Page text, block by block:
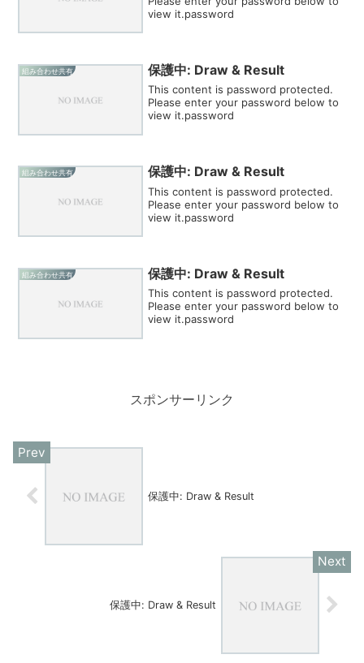
view it.password
組み合わせ共有 保護中: Draw & Result
This content is password protected.
Please enter your password below to
view it.password
組み合わせ共有 保護中: Draw & Result
This content is password protected.
Please enter your password below to
view it.password
組み合わせ共有 保護中: Draw & Result
This content is password protected.
Please enter your password below to
view it.password
スポンサーリンク
保護中: Draw & Result
保護中: Draw & Result